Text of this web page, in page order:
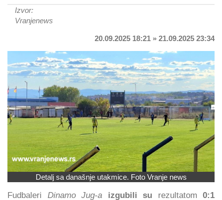
Izvor:
Vranjenews
20.09.2025 18:21 » 21.09.2025 23:34
Detalj sa današnje utakmice. Foto Vranje news
Fudbaleri Dinamo Jug-a izgubili su rezultatom 0:1